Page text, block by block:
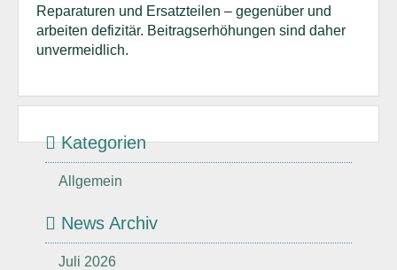
Reparaturen und Ersatzteilen – gegenüber und
arbeiten defizitär. Beitragserhöhungen sind daher
unvermeidlich.
Kategorien
Allgemein
News Archiv
Juli 2026